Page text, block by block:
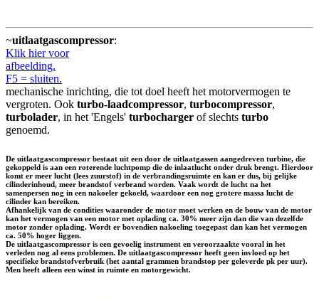
~uitlaatgascompressor:
Klik hier voor
afbeelding.
F5 = sluiten.
mechanische inrichting, die tot doel heeft het motorvermogen te
vergroten. Ook turbo-laadcompressor, turbocompressor,
turbolader, in het 'Engels' turbocharger of slechts turbo
genoemd.
De uitlaatgascompressor bestaat uit een door de uitlaatgassen aangedreven turbine, die
gekoppeld is aan een roterende luchtpomp die de inlaatlucht onder druk brengt. Hierdoor
komt er meer lucht (lees zuurstof) in de verbrandingsruimte en kan er dus, bij gelijke
cilinderinhoud, meer brandstof verbrand worden. Vaak wordt de lucht na het
samenpersen nog in een nakoeler gekoeld, waardoor een nog grotere massa lucht de
cilinder kan bereiken.
Afhankelijk van de condities waaronder de motor moet werken en de bouw van de motor
kan het vermogen van een motor met oplading ca. 30% meer zijn dan die van dezelfde
motor zonder oplading. Wordt er bovendien nakoeling toegepast dan kan het vermogen
ca. 50% hoger liggen.
De uitlaatgascompressor is een gevoelig instrument en veroorzaakte vooral in het
verleden nog al eens problemen. De uitlaatgascompressor heeft geen invloed op het
specifieke brandstofverbruik (het aantal grammen brandstop per geleverde pk per uur).
Men heeft alleen een winst in ruimte en motorgewicht.